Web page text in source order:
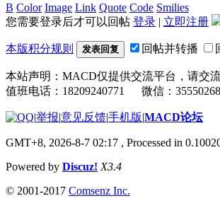
B Color Image Link Quote Code Smilies
您需要登录后才可以回帖 登录 | 立即注册
本版积分规则 发表回复 回帖并转播
本站声明：MACD仅提供交流平台，请交
值班电话：18209240771 微信：35550268
|举报|意见反馈|手机版|MACD论坛
GMT+8, 2026-8-7 02:17 , Processed in
Powered by Discuz! X3.4
© 2001-2017 Comsenz Inc.